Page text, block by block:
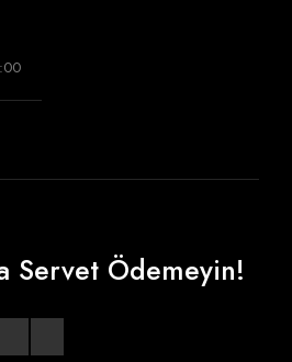
Servet Ödemeyin!